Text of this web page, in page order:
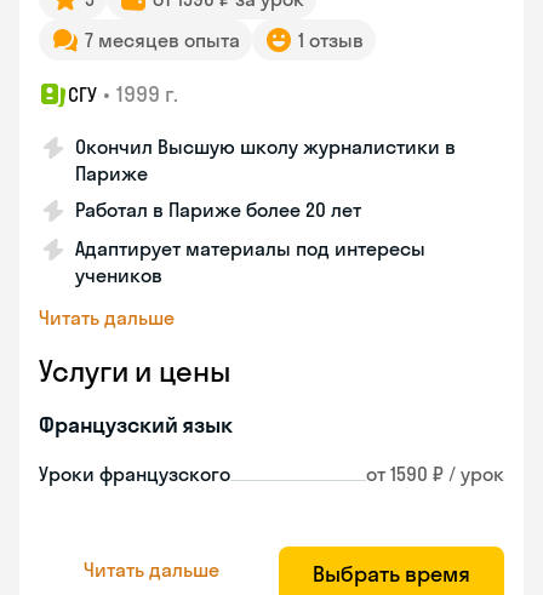
7 месяцев опыта
1 отзыв
СГУ • 1999 г.
Окончил Высшую школу журналистики в
Париже
Работал в Париже более 20 лет
Адаптирует материалы под интересы
учеников
Читать дальше
Услуги и цены
Французский язык
Уроки французского от 1590 ₽ / урок
Читать дальше Выбрать время